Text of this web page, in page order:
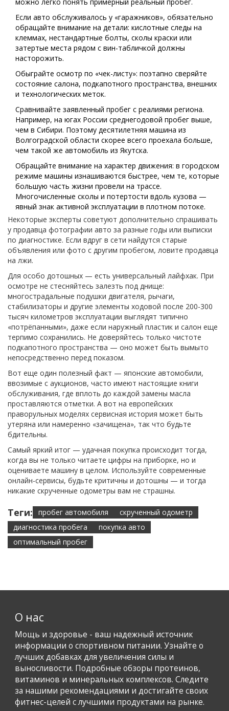
Если авто обслуживалось у «гаражников», обязательно
обращайте внимание на детали: кислотные следы на
клеммах, нестандартные болты, сколы краски или
затертые места рядом с вин-табличкой должны
насторожить.
Обыграйте осмотр по «чек-листу»: поэтапно сверяйте
состояние салона, подкапотного пространства, внешних
и технологических меток.
Сравнивайте заявленный пробег с реалиями региона.
Например, на югах России среднегодовой пробег выше,
чем в Сибири. Поэтому десятилетняя машина из
Волгоградской области скорее всего проехала больше,
чем такой же автомобиль из Якутска.
Обращайте внимание на характер движения: в городском
режиме машины изнашиваются быстрее, чем те, которые
большую часть жизни провели на трассе.
Многочисленные сколы и потертости вдоль кузова —
явный знак активной эксплуатации в плотном потоке.
Некоторые эксперты советуют дополнительно спрашивать
у продавца фотографии авто за разные годы или выписки
по диагностике. Если вдруг в сети найдутся старые
объявления или фото с другим пробегом, ловите продавца
на лжи.
Для особо дотошных — есть универсальный лайфхак. При
осмотре не стесняйтесь залезть под днище:
многострадальные подушки двигателя, рычаги,
стабилизаторы и другие элементы ходовой после 200-300
тысяч километров эксплуатации выглядят типично
«потрёпанными», даже если наружный пластик и салон еще
терпимо сохранились. Не доверяйтесь только чистоте
подкапотного пространства — оно может быть вымыто
непосредственно перед показом.
Вот еще один полезный факт — японские автомобили,
ввозимые с аукционов, часто имеют настоящие книги
обслуживания, где вплоть до каждой замены масла
проставляются отметки. А вот на европейских
праворульных моделях сервисная история может быть
утеряна или намеренно «зачищена», так что будьте
бдительны.
Самый яркий итог — удачная покупка происходит тогда,
когда вы не только читаете цифры на приборке, но и
оцениваете машину в целом. Используйте современные
онлайн-сервисы, будьте критичны и дотошны — и тогда
никакие скрученные одометры вам не страшны.
Теги: пробег автомобиля
скрученный одометр
диагностика пробега
покупка авто
оптимальный пробег
О нас
Мощь и здоровье - ваш надежный источник
информации о спортивном питании. Узнайте о
лучших добавках для увеличения силы и
выносливости. Подробные обзоры протеинов,
витаминов и минеральных комплексов. Следите
за нашими рекомендациями и достигайте своих
фитнес-целей с лучшими продуктами на рынке.